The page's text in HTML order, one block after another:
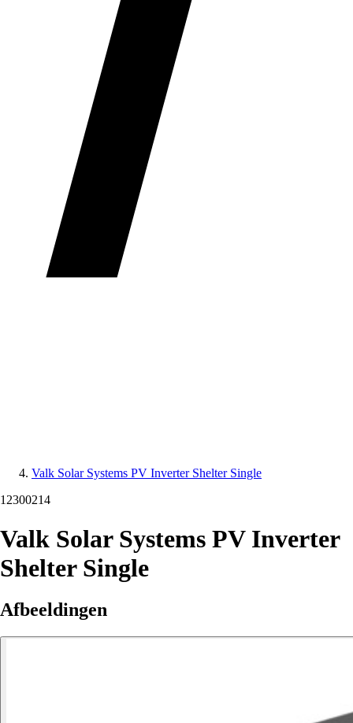
Valk Solar Systems PV Inverter Shelter Single
12300214
Valk Solar Systems PV Inverter
Shelter Single
Afbeeldingen